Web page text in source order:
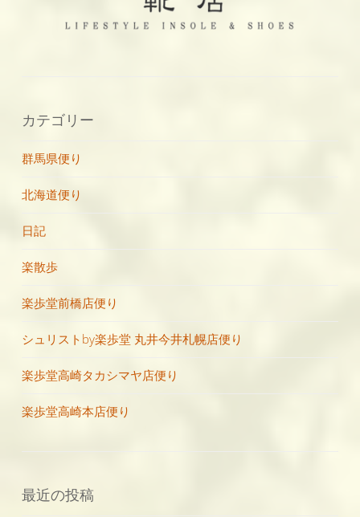
カテゴリー
群馬県便り
北海道便り
日記
楽散歩
楽歩堂前橋店便り
シュリストby楽歩堂 丸井今井札幌店便り
楽歩堂高崎タカシマヤ店便り
楽歩堂高崎本店便り
最近の投稿